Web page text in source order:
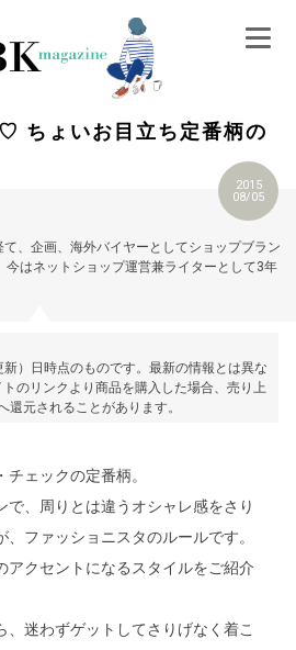
ちょいお目立ち定番柄の
2015
08/05
、企画、海外バイヤーとしてショップブラン
今はネットショップ運営兼ライターとして3年
）日時点のものです。最新の情報とは異な
のリンクより商品を購入した場合、売り上
元されることがあります。
ェックの定番柄。
で、周りとは違うオシャレ感をさり
ファッショニスタのルールです。
アクセントになるスタイルをご紹介
、迷わずゲットしてさりげなく着こ